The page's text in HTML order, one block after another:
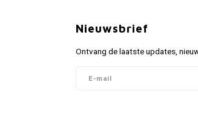
Nieuwsbrief
Ontvang de laatste updates,